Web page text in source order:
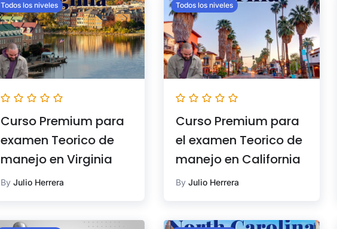
Todos los niveles
Curso Premium para
examen Teorico de
manejo en Virginia
By Julio Herrera
Todos los niveles
Curso Premium para
el examen Teorico de
manejo en California
By Julio Herrera